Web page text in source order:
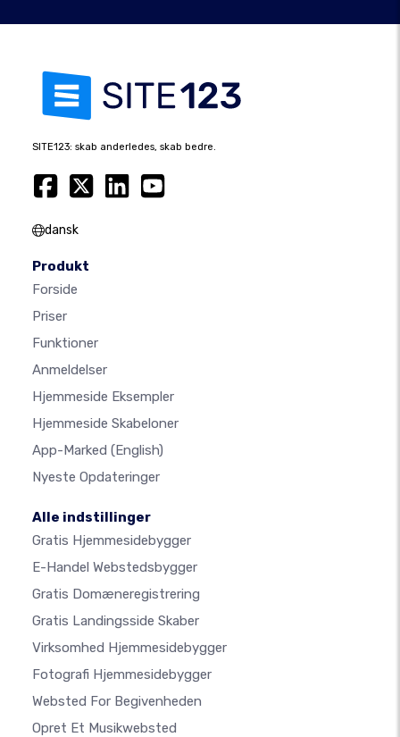
SITE123: skab anderledes, skab bedre.
dansk
Produkt
Forside
Priser
Funktioner
Anmeldelser
Hjemmeside Eksempler
Hjemmeside Skabeloner
App-Marked (English)
Nyeste Opdateringer
Alle indstillinger
Gratis Hjemmesidebygger
E-Handel Webstedsbygger
Gratis Domæneregistrering
Gratis Landingsside Skaber
Virksomhed Hjemmesidebygger
Fotografi Hjemmesidebygger
Websted For Begivenheden
Opret Et Musikwebsted